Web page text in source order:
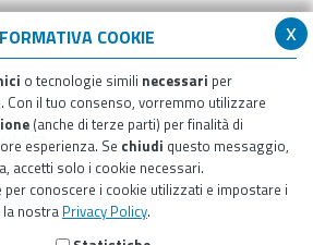
x
COOKIE
o tecnologie simili necessari per
il tuo consenso, vorremmo utilizzare
(anche di terze parti) per finalità di
esperienza. Se chiudi questo messaggio,
accetti solo i cookie necessari.
per conoscere i cookie utilizzati e impostare i
la nostra Privacy Policy.
di accessibilità
del sito